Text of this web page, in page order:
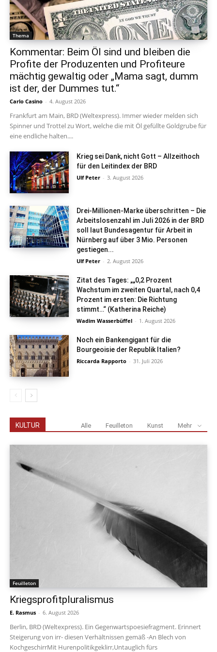
Thema
Kommentar: Beim Öl sind und bleiben die
Profite der Produzenten und Profiteure
mächtig gewaltig oder „Mama sagt, dumm
ist der, der Dummes tut.“
Carlo Casino - 4. August 2026
Frankfurt am Main, BRD (Weltexpress). Immer wieder melden sich
Spinner und Trottel zu Wort, welche die mit Öl gefüllte Goldgrube für
eine endliche halten....
Krieg sei Dank, nicht Gott – Allzeithoch
für den Leitindex der BRD
Ulf Peter - 3. August 2026
Drei-Millionen-Marke überschritten – Die
Arbeitslosenzahl im Juli 2026 in der BRD
soll laut Bundesagentur für Arbeit in
Nürnberg auf über 3 Mio. Personen
gestiegen...
Ulf Peter - 2. August 2026
Zitat des Tages: „„0,2 Prozent
Wachstum im zweiten Quartal, nach 0,4
Prozent im ersten: Die Richtung
stimmt…“ (Katherina Reiche)
Wadim Wasserbüffel - 1. August 2026
Noch ein Bankengigant für die
Bourgeoisie der Republik Italien?
Riccarda Rapporto - 31. Juli 2026
KULTUR Alle Feuilleton Kunst Mehr
Feuilleton
Kriegsprofitpluralismus
E. Rasmus - 6. August 2026
Berlin, BRD (Weltexpress). Ein Gegenwartspoesiefragment. Erinnert
Steigerung von irr- diesen Verhältnissen gemäß -An Blech von
KochgeschirrMit Hurenpolitikgeklirr,Untauglich fürs